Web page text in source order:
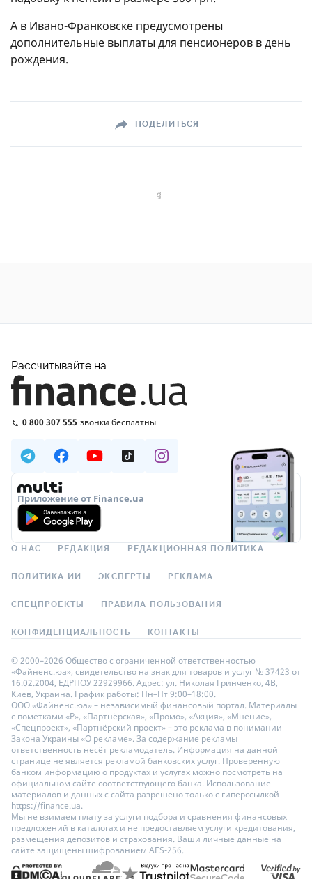
А в Ивано-Франковске предусмотрены
дополнительные выплаты для пенсионеров в день
рождения.
ПОДЕЛИТЬСЯ
Рассчитывайте на
0 800 307 555 звонки бесплатны
Приложение от Finance.ua
О НАС РЕДАКЦИЯ РЕДАКЦИОННАЯ ПОЛИТИКА
ПОЛИТИКА ИИ ЭКСПЕРТЫ РЕКЛАМА
СПЕЦПРОЕКТЫ ПРАВИЛА ПОЛЬЗОВАНИЯ
КОНФИДЕНЦИАЛЬНОСТЬ КОНТАКТЫ
© 2000–2026 Общество с ограниченной ответственностью
«Файненс.юа», свидетельство на знак для товаров и услуг № 37423 от
16.02.2004, ЕДРПОУ 22929966. Адрес: ул. Николая Гринченко, 4В,
Киев, Украина. График работы: Пн–Пт 9:00–18:00.
ООО «Файненс.юа» – независимый финансовый портал. Материалы
с пометками «Р», «Партнёрская», «Промо», «Акция», «Мнение»,
«Спецпроект», «Партнёрский проект» – это реклама в понимании
Закона Украины «О рекламе». За содержание рекламы
ответственность несёт рекламодатель. Информация на данной
странице не является рекламой банковских услуг. Проверенную
банком информацию о продуктах и услугах можно посмотреть на
официальном сайте соответствующего банка. Использование
материалов и данных с сайта разрешено только с гиперссылкой
https://finance.ua.
Мы не взимаем плату за услуги подбора и сравнения финансовых
предложений в каталогах и не предоставляем услуги кредитования,
размещения депозитов и страхования. Ваши личные данные на
сайте защищены шифрованием AES-256.